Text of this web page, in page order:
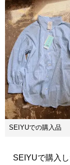
SEIYUでの購入品
SEIYUで購入し